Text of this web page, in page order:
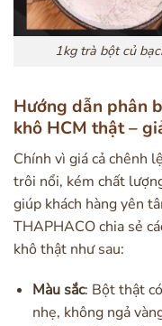
1kg trà bột củ
Hướng dẫn phân
khô HCM thật –
Chính vì giá cả chênh
trôi nổi, kém chất
giúp khách hàng yên
THAPHACO chia sẻ
khô thật như sau:
Màu sắc: Bột thật
nhẹ, không ngả